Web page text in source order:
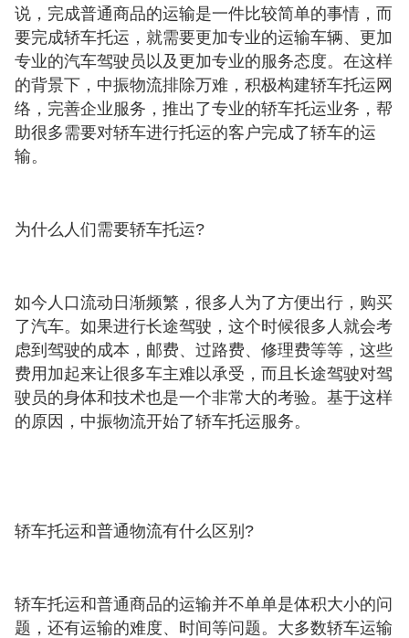
说，完成普通商品的运输是一件比较简单的事情，而
要完成轿车托运，就需要更加专业的运输车辆、更加
专业的汽车驾驶员以及更加专业的服务态度。在这样
的背景下，中振物流排除万难，积极构建轿车托运网
络，完善企业服务，推出了专业的轿车托运业务，帮
助很多需要对轿车进行托运的客户完成了轿车的运
输。
为什么人们需要轿车托运?
如今人口流动日渐频繁，很多人为了方便出行，购买
了汽车。如果进行长途驾驶，这个时候很多人就会考
虑到驾驶的成本，邮费、过路费、修理费等等，这些
费用加起来让很多车主难以承受，而且长途驾驶对驾
驶员的身体和技术也是一个非常大的考验。基于这样
的原因，中振物流开始了轿车托运服务。
轿车托运和普通物流有什么区别?
轿车托运和普通商品的运输并不单单是体积大小的问
题，还有运输的难度、时间等问题。大多数轿车运输